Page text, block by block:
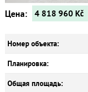
Цена: 4 818 960 Kč
Номер объекта:
Планировка:
Общая площадь: